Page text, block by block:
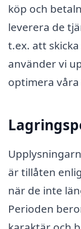
köp och
leverera de
t.ex. att
använder vi
optimera
är tillåten
när de inte
Perioden